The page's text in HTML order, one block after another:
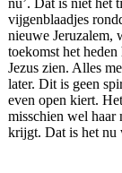
nu’. Dat is niet het
vijgenblaadjes
nieuwe Jeruzalem,
toekomst het
Jezus zien. Alles
later. Dit is geen
even open kiert.
misschien wel haar
krijgt. Dat is het nu